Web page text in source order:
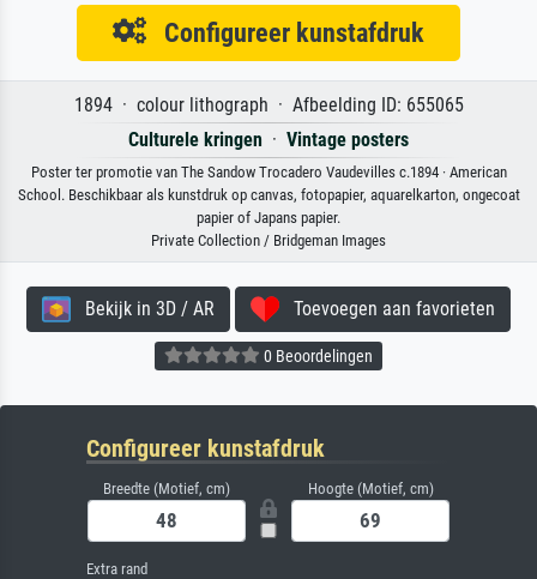
Configureer kunstafdruk
1894 · colour lithograph · Afbeelding ID: 655065
Culturele kringen · Vintage posters
Poster ter promotie van The Sandow Trocadero Vaudevilles c.1894 · American
School. Beschikbaar als kunstdruk op canvas, fotopapier, aquarelkarton, ongecoat
papier of Japans papier.
Private Collection / Bridgeman Images
Bekijk in 3D / AR Toevoegen aan favorieten
0 Beoordelingen
Configureer kunstafdruk
Breedte (Motief, cm) Hoogte (Motief, cm)
Extra rand